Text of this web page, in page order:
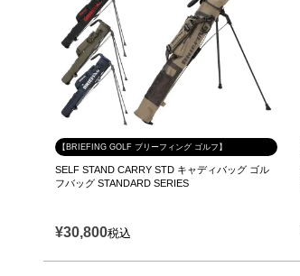
【BRIEFING GOLF ブリーフィング ゴルフ】
SELF STAND CARRY STD キャディバッグ ゴル
フバッグ STANDARD SERIES
¥30,800税込